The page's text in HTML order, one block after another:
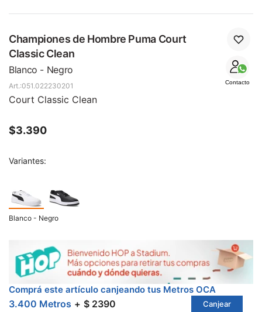
Championes de Hombre Puma Court
Classic Clean
Blanco - Negro
Contacto
051.022230201
Court Classic Clean
$3.390
Variantes:
Blanco - Negro
Comprá este artículo canjeando tus Metros OCA
3.400 Metros $ 2390 Canjear